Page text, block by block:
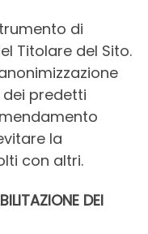
di
Titolare del Sito.
predetti
la
con altri.
DEI